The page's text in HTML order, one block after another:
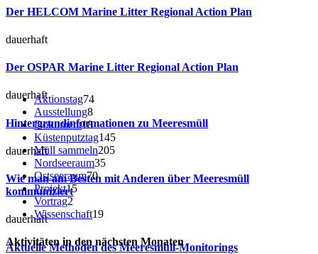
Der HELCOM Marine Litter Regional Action Plan
dauerhaft
Der OSPAR Marine Litter Regional Action Plan
dauerhaft
Hintergrundinformationen zu Meeresmüll
dauerhaft
Wie man am Besten mit Anderen über Meeresmüll
kommuniziert
dauerhaft
Aktuelle Methoden des Meeresmüll-Monitorings
Aktionstag74
Ausstellung8
Dokument18
Küstenputztag145
Müll sammeln205
Nordseeraum35
Ostseeraum70
Projekt15
Vortrag2
Wissenschaft19
Aktivitäten in den nächsten Monaten